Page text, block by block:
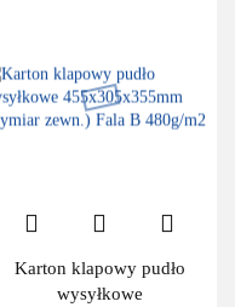
Karton klapowy pudło
wysyłkowe